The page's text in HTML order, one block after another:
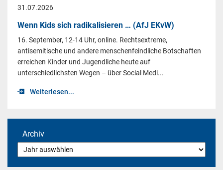
31.07.2026
Wenn Kids sich radikalisieren … (AfJ EKvW)
16. September, 12-14 Uhr, online. Rechtsextreme,
antisemitische und andere menschenfeindliche Botschaften
erreichen Kinder und Jugendliche heute auf
unterschiedlichsten Wegen – über Social Medi...
Weiterlesen...
Archiv